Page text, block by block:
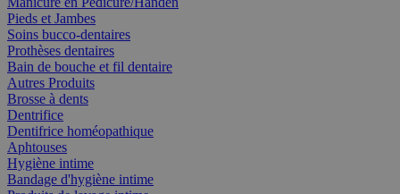
Pieds et Jambes
Soins bucco-dentaires
Prothèses dentaires
Bain de bouche et fil dentaire
Autres Produits
Brosse à dents
Dentrifice
Dentifrice homéopathique
Aphtouses
Hygiène intime
Bandage d'hygiène intime